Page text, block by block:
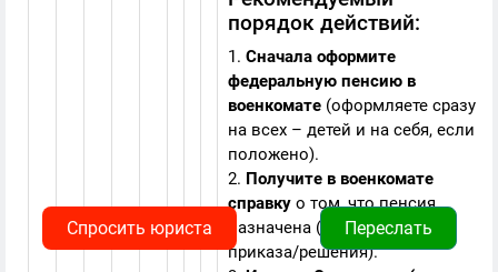
порядок действий:
1. Сначала оформите
федеральную пенсию в
военкомате (оформляете сразу
на всех – детей и на себя, если
положено).
2. Получите в военкомате
справку о том, что пенсия
назначена (или выписку из
приказа/решения).
Спросить юриста Переслать